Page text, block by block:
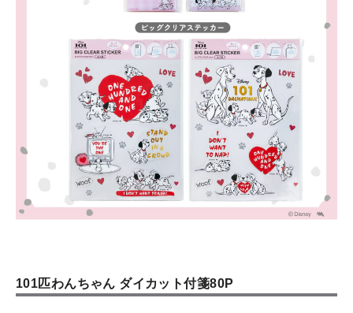
101匹わんちゃん ダイカット付箋80P